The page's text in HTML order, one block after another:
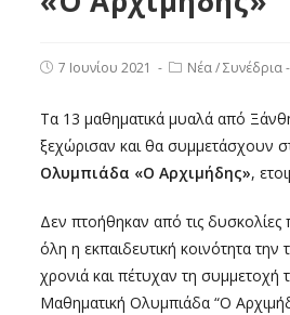
7 Ιουνίου 2021 Νέα / Συνέδρια
Τα 13 μαθηματικά μυαλά από
ξεχώρισαν και θα συμμετάσχουν
Ολυμπιάδα «Ο Αρχιμήδης»,
Δεν πτοήθηκαν από τις δυσκολίες
όλη η εκπαιδευτική κοινότητα την
χρονιά και πέτυχαν τη συμμετοχή
Μαθηματική Ολυμπιάδα “Ο